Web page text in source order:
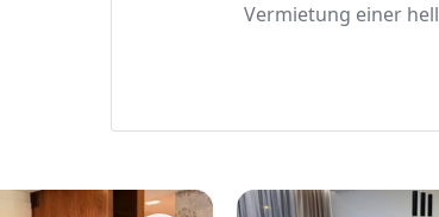
Vermietung einer